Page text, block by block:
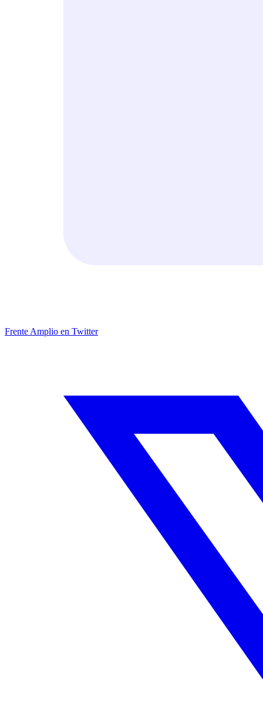
Frente Amplio en Twitter